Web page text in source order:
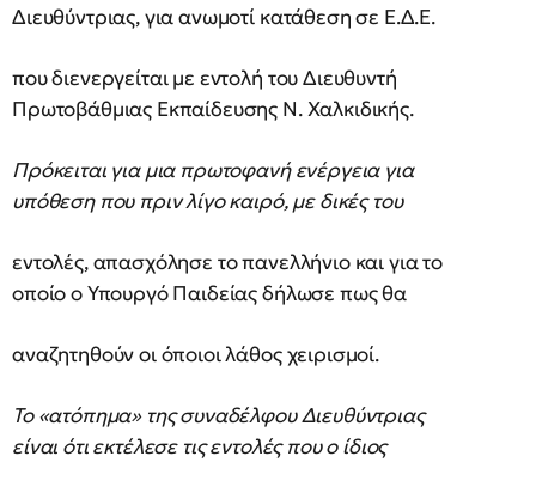
Διευθύντριας, για ανωμοτί κατάθεση σε Ε.Δ.Ε.
που διενεργείται με εντολή του Διευθυντή
Πρωτοβάθμιας Εκπαίδευσης Ν. Χαλκιδικής.
Πρόκειται για μια πρωτοφανή ενέργεια για
υπόθεση που πριν λίγο καιρό, με δικές του
εντολές, απασχόλησε το πανελλήνιο και για το
οποίο ο Υπουργό Παιδείας δήλωσε πως θα
αναζητηθούν οι όποιοι λάθος χειρισμοί.
Το «ατόπημα» της συναδέλφου Διευθύντριας
είναι ότι εκτέλεσε τις εντολές που ο ίδιος